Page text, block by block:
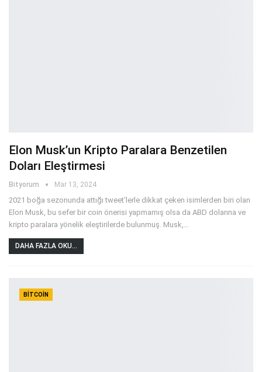
Elon Musk’un Kripto Paralara Benzetilen
Doları Eleştirmesi
Bityorum Mar 13, 2024
2021 boğa sezonunda attığı tweet'lerle dikkat çeken isimlerden biri olan
Elon Musk, bu sefer bir coin önerisi yapmamış olsa da ABD dolarına ve
kripto paralara yönelik eleştirilerde bulunmuş. Musk,
DAHA FAZLA OKU...
BITCOIN